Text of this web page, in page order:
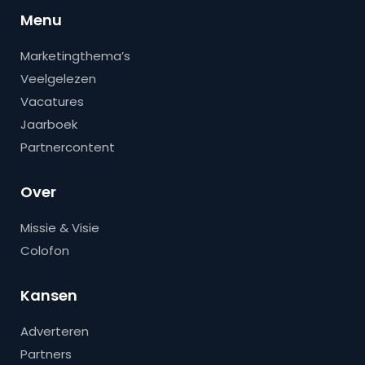
Menu
Marketingthema’s
Veelgelezen
Vacatures
Jaarboek
Partnercontent
Over
Missie & Visie
Colofon
Kansen
Adverteren
Partners